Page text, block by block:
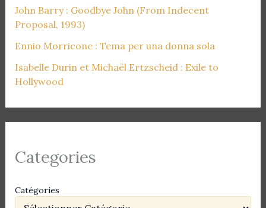
John Barry : Goodbye John (From Indecent
Proposal, 1993)
Ennio Morricone : Tema per una donna sola
Isabelle Durin et Michaël Ertzscheid : Exile to
Hollywood
Categories
Catégories